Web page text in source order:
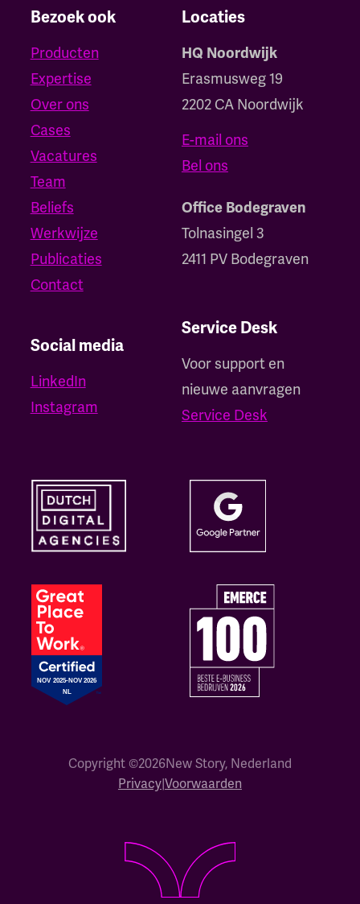
Bezoek ook
Producten
Expertise
Over ons
Cases
Vacatures
Team
Beliefs
Werkwijze
Publicaties
Contact
Social media
LinkedIn
Instagram
Service Desk
Voor support en
nieuwe aanvragen
Service Desk
Locaties
HQ Noordwijk
Erasmusweg 19
2202 CA Noordwijk
E-mail ons
Bel ons
Office Bodegraven
Tolnasingel 3
2411 PV Bodegraven
Copyright ©2026New Story, Nederland
Privacy|Voorwaarden